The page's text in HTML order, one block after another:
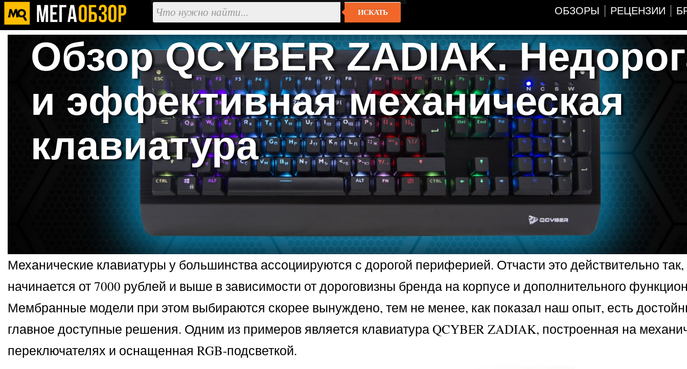
ИСКАТЬ ОБЗОРЫ РЕЦЕНЗИИ
Обзор QCYBER ZADIAK.
и эффективная механическая
клавиатура
Механические клавиатуры у большинства ассоциируются с дорогой периферией. Отчасти это действительно
начинается от 7000 рублей и выше в зависимости от дороговизны бренда на корпусе и дополнительного
Мембранные модели при этом выбираются скорее вынуждено, тем не менее, как показал наш опыт, есть
главное доступные решения. Одним из примеров является клавиатура QCYBER ZADIAK, построенная на
переключателях и оснащенная RGB-подсветкой.